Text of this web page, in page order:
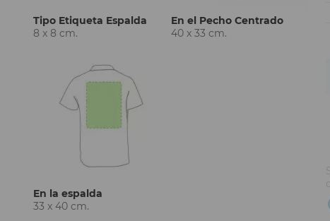
Tipo Etiqueta Espalda
8 x 8 cm.
En el Pecho Centrado
40 x 33 cm.
En la espalda
33 x 40 cm.